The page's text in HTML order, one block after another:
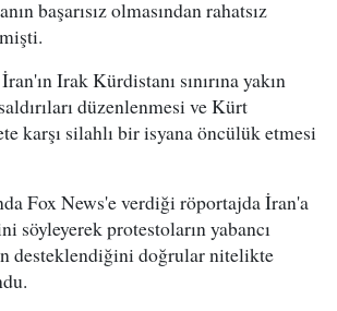
başarısız olmasından rahatsız
Irak Kürdistanı sınırına yakın
düzenlenmesi ve Kürt
karşı silahlı bir isyana öncülük etmesi
Fox News'e verdiği röportajda İran'a
söyleyerek protestoların yabancı
desteklendiğini doğrular nitelikte